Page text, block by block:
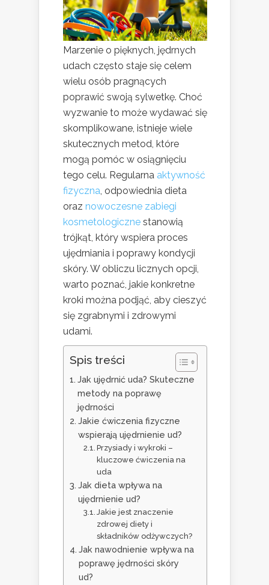
Marzenie o pięknych, jędrnych
udach często staje się celem
wielu osób pragnących
poprawić swoją sylwetkę. Choć
wyzwanie to może wydawać się
skomplikowane, istnieje wiele
skutecznych metod, które
mogą pomóc w osiągnięciu
tego celu. Regularna aktywność
fizyczna, odpowiednia dieta
oraz nowoczesne zabiegi
kosmetologiczne stanowią
trójkąt, który wspiera proces
ujędrniania i poprawy kondycji
skóry. W obliczu licznych opcji,
warto poznać, jakie konkretne
kroki można podjąć, aby cieszyć
się zgrabnymi i zdrowymi
udami.
Spis treści
Jak ujędrnić uda? Skuteczne
metody na poprawę
jędrności
Jakie ćwiczenia fizyczne
wspierają ujędrnienie ud?
Przysiady i wykroki –
kluczowe ćwiczenia na
uda
Jak dieta wpływa na
ujędrnienie ud?
Jakie jest znaczenie
zdrowej diety i
składników odżywczych?
Jak nawodnienie wpływa na
poprawę jędrności skóry
ud?